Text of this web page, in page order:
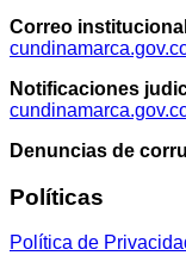
Correo
Notificaciones
Denuncias de
Políticas
Política de